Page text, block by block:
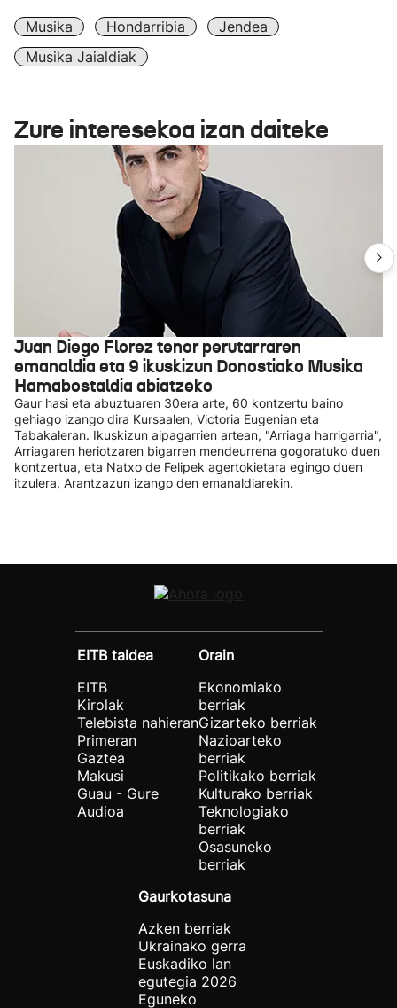
Musika Hondarribia
Jendea
Musika Jaialdiak
Zure interesekoa izan daiteke
Juan Diego Florez tenor perutarraren
emanaldia eta 9 ikuskizun Donostiako Musika
Hamabostaldia abiatzeko
Gaur hasi eta abuztuaren 30era arte, 60 kontzertu baino
gehiago izango dira Kursaalen, Victoria Eugenian eta
Tabakaleran. Ikuskizun aipagarrien artean, "Arriaga harrigarria",
Arriagaren heriotzaren bigarren mendeurrena gogoratuko duen
kontzertua, eta Natxo de Felipek agertokietara egingo duen
itzulera, Arantzazun izango den emanaldiarekin.
EITB taldea
EITB
Kirolak
Telebista nahieran
Primeran
Gaztea
Makusi
Guau - Gure
Audioa
Orain
Ekonomiako
berriak
Gizarteko berriak
Nazioarteko
berriak
Politikako berriak
Kulturako berriak
Teknologiako
berriak
Osasuneko
berriak
Gaurkotasuna
Azken berriak
Ukrainako gerra
Euskadiko lan
egutegia 2026
Eguneko